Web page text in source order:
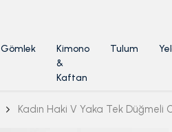
ÜYELİKSİZ SİPARİŞ
Gömlek
Kimono
&
Kaftan
Tulum
Kadın Haki V Yaka Tek Düğmeli